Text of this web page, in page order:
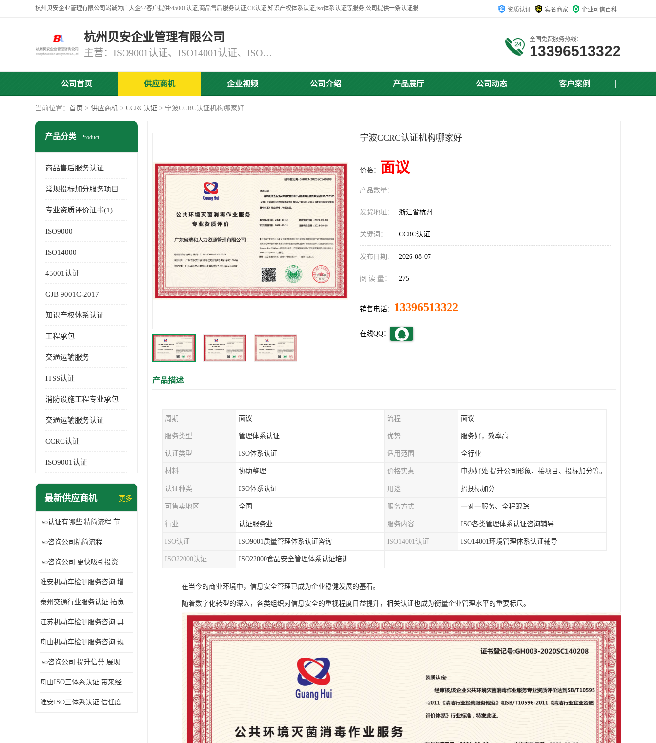
杭州贝安企业管理有限公司竭诚为广大企业客户提供:45001认证,商品售后服务认证,CE认证,知识产权体系认证,iso体系认证等服务,公司提供一条认证服务,方便快捷. 资质认证 实名商家 企业可信百科
杭州贝安企业管理有限公司
主营：ISO9001认证、ISO14001认证、ISO认证、ISO22000认证、ISO/TS16949认证,FSC森林认证
全国免费服务热线：
13396513322
公司首页 供应商机 企业视频 公司介绍 产品展厅 公司动态 客户案例
当前位置： 首页 > 供应商机 > CCRC认证 > 宁波CCRC认证机构哪家好
产品分类 Product
商品售后服务认证
常规投标加分服务项目
专业资质评价证书(1)
ISO9000
ISO14000
45001认证
GJB 9001C-2017
知识产权体系认证
工程承包
交通运输服务
ITSS认证
消防设施工程专业承包
交通运输服务认证
CCRC认证
ISO9001认证
最新供应商机 更多
iso认证有哪些 精简流程 节省企业运营成本
iso咨询公司精简流程
iso咨询公司 更快吸引投资 节省企业运营成本
淮安机动车检测服务咨询 增加竞争力 可获得更多业务机会
泰州交通行业服务认证 拓宽可业务范围 提高客户对企业满意度
江苏机动车检测服务咨询 具有社会效益 是企业综合实力的体现
舟山机动车检测服务咨询 规范管理技术 具备市场竞争能力
iso咨询公司 提升信誉 展现企业文化
舟山ISO三体系认证 带来经济效益 带来可以信赖的良好印象
淮安ISO三体系认证 信任度增加 具备市场竞争能力
宁波CCRC认证机构哪家好
价格： 面议
产品数量：
发货地址： 浙江省杭州
关键词： CCRC认证
发布日期： 2026-08-07
阅 读 量： 275
销售电话： 13396513322
在线QQ：
产品描述
周期 面议 流程 面议
服务类型 管理体系认证 优势 服务好，效率高
认证类型 ISO体系认证 适用范围 全行业
材料 协助整理 价格实惠 申办好处 提升公司形象、接项目、投标加分等。
认证种类 ISO体系认证 用途 招投标加分
可售卖地区 全国 服务方式 一对一服务、全程跟踪
行业 认证服务业 服务内容 ISO各类管理体系认证咨询辅导
ISO认证 ISO9001质量管理体系认证咨询 ISO14001认证 ISO14001环境管理体系认证辅导
ISO22000认证 ISO22000食品安全管理体系认证培训
在当今的商业环境中，信息安全管理已成为企业稳健发展的基石。
随着数字化转型的深入，各类组织对信息安全的重视程度日益提升，相关认证也成为衡量企业管理水平的重要标尺。